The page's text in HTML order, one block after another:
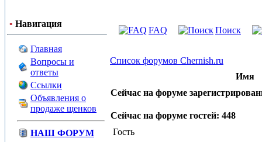
• Навигация
Главная
Вопросы и
ответы
Ссылки
Объявления о
продаже щенков
НАШ ФОРУМ
FAQ Поиск
Список форумов Chernish.ru
Имя
Сейчас на форуме
Сейчас на форуме гостей: 448
Гость